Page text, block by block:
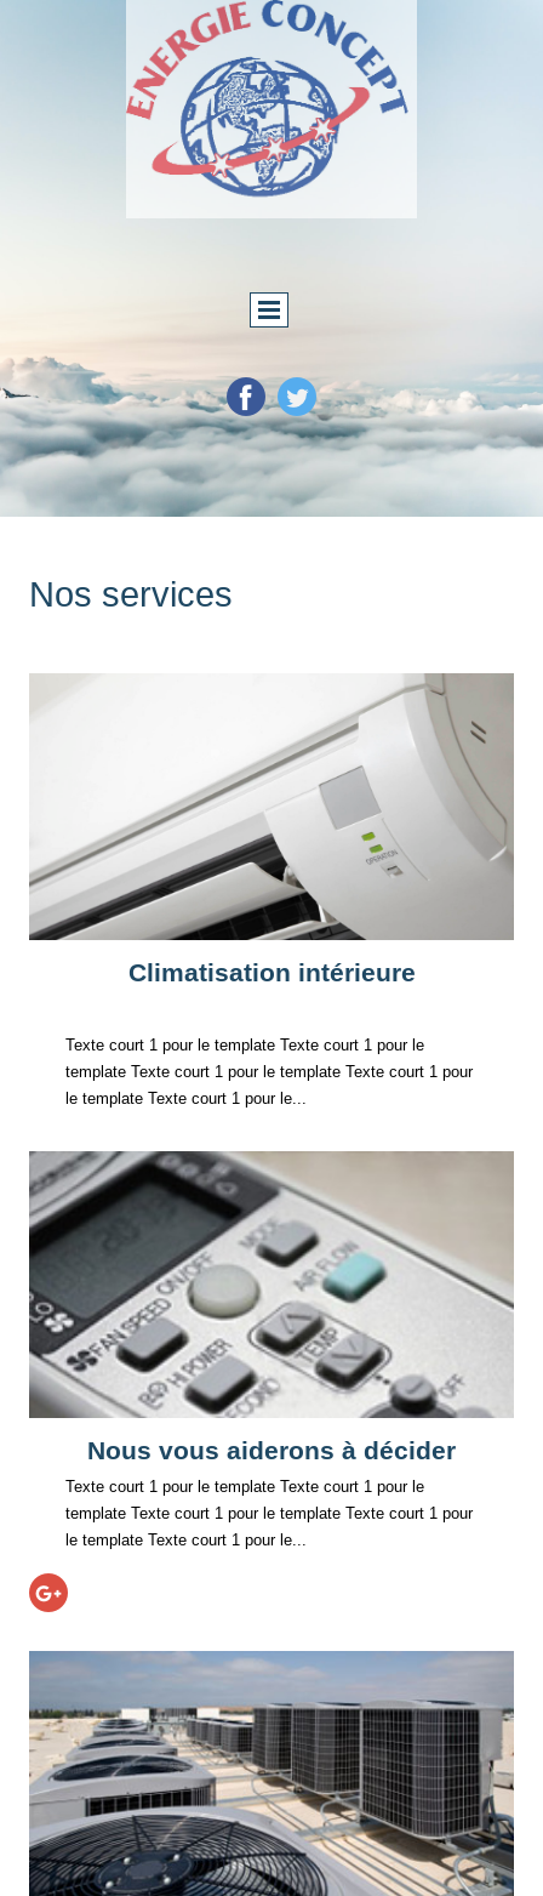
Nos services
Climatisation intérieure
Texte court 1 pour le template Texte court 1 pour le
template Texte court 1 pour le template Texte court 1 pour
le template Texte court 1 pour le...
Nous vous aiderons à décider
Texte court 1 pour le template Texte court 1 pour le
template Texte court 1 pour le template Texte court 1 pour
le template Texte court 1 pour le...